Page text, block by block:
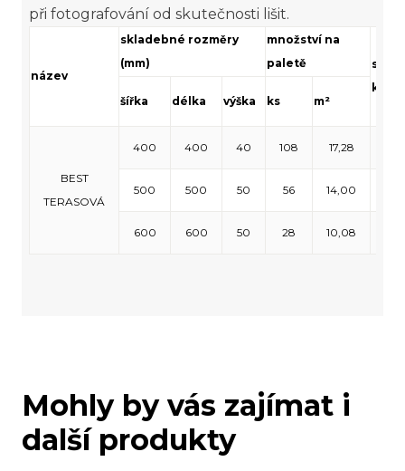
při fotografování od skutečnosti lišit.
název
skladebné rozměry
(mm)
množství na
paletě
ks/m²
šířka
délka výška ks m²
BEST
TERASOVÁ
400 400 40 108 17,28
500 500 50 56 14,00
600 600 50 28 10,08
Mohly by vás zajímat i
další produkty